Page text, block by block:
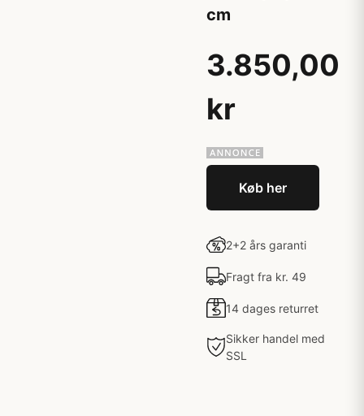
cm
3.850,00
kr
Køb her
2+2 års garanti
Fragt fra kr. 49
14 dages returret
Sikker handel med
SSL